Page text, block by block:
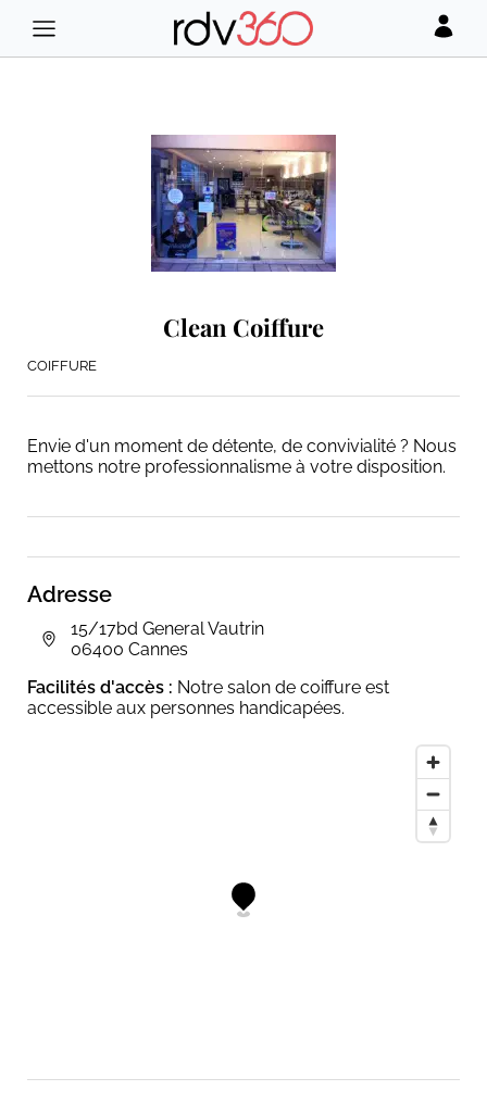
Adresse
15/17bd General Vautrin
06400 Cannes
Facilités d'accès : Notre salon de coiffure est
accessible aux personnes handicapées.
Clean Coiffure
COIFFURE
Envie d'un moment de détente, de convivialité ? Nous
mettons notre professionnalisme à votre disposition.